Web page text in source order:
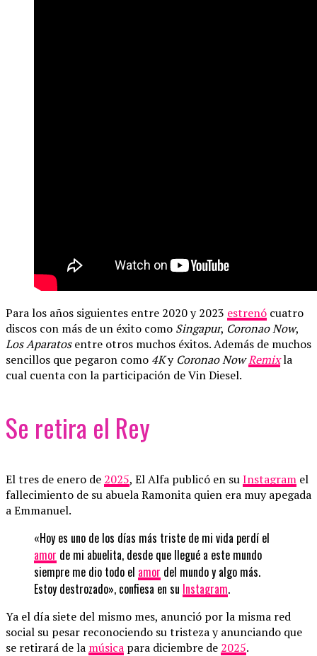
Para los años siguientes entre 2020 y 2023 estrenó cuatro
discos con más de un éxito como Singapur, Coronao Now,
Los Aparatosentre otros muchos éxitos. Además de muchos
sencillos que pegaron como 4Ky Coronao NowRemixla
cual cuenta con la participación de Vin Diesel.
Se retira el Rey
El tres de enero de 2025, El Alfa publicó en suInstagram el
fallecimiento de su abuela Ramonita quien era muy apegada
a Emmanuel.
«Hoy es uno de los días más triste de mi vida perdí el
amor de mi abuelita, desde que llegué a este mundo
siempre me dio todo el amor del mundo y algo más.
Estoy destrozado», confiesa en su Instagram.
Ya el día siete del mismo mes, anunció por la misma red
social su pesar reconociendo su tristeza y anunciando que
se retirará de la música para diciembre de 2025.